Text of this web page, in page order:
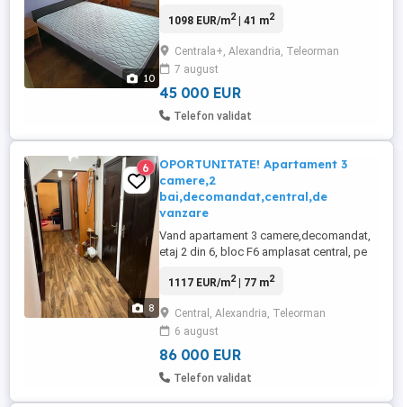
10
Ion Creangă, vizavi de Liceul Pedagogic, la
(placat exterior).Bloc 412 Apartamentul
este luminos, și se vinde parțial mobilat și
utilat, fiind ...
1098 EUR/m2| 41 m2
Centrala+, Alexandria, Teleorman
7 august
45 000 EUR
Telefon validat
8
6
OPORTUNITATE! Apartament 3
camere,2
bai,decomandat,central,de
vanzare
Vand apartament 3 camere,decomandat,
etaj 2 din 6, bloc F6 amplasat central, pe
Decembrie, apartamentul are suprafata
la exterior oferind confort termic si costuri
reduse la incalzire, apartamentul are 2 bai
complet functionale ...
1117 EUR/m2| 77 m2
Central, Alexandria, Teleorman
6 august
86 000 EUR
Telefon validat